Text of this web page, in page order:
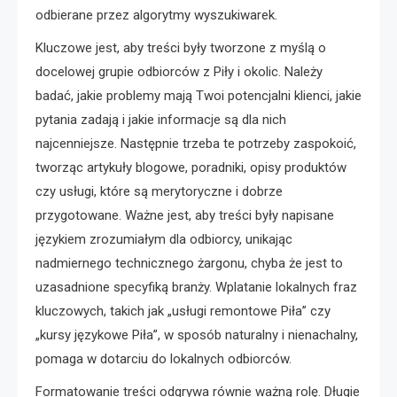
odbierane przez algorytmy wyszukiwarek.
Kluczowe jest, aby treści były tworzone z myślą o
docelowej grupie odbiorców z Piły i okolic. Należy
badać, jakie problemy mają Twoi potencjalni klienci, jakie
pytania zadają i jakie informacje są dla nich
najcenniejsze. Następnie trzeba te potrzeby zaspokoić,
tworząc artykuły blogowe, poradniki, opisy produktów
czy usługi, które są merytoryczne i dobrze
przygotowane. Ważne jest, aby treści były napisane
językiem zrozumiałym dla odbiorcy, unikając
nadmiernego technicznego żargonu, chyba że jest to
uzasadnione specyfiką branży. Wplatanie lokalnych fraz
kluczowych, takich jak „usługi remontowe Piła” czy
„kursy językowe Piła”, w sposób naturalny i nienachalny,
pomaga w dotarciu do lokalnych odbiorców.
Formatowanie treści odgrywa równie ważną rolę. Długie